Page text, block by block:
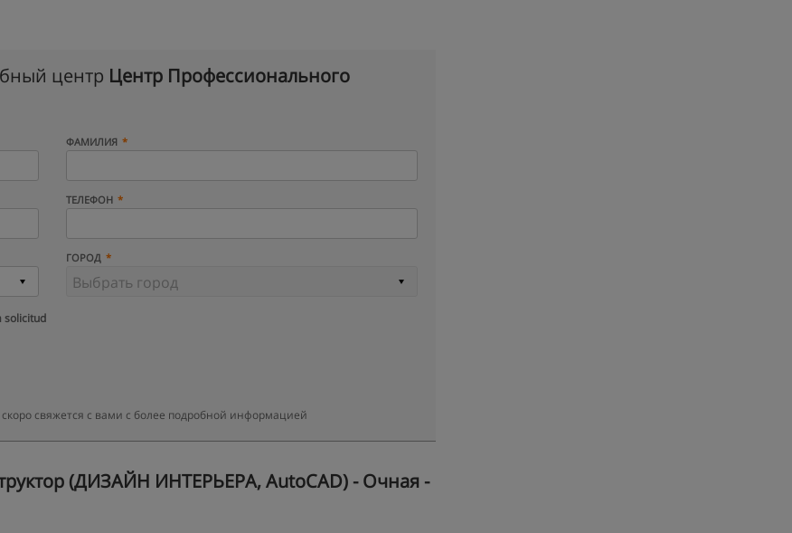
центр Центр Профессионального
ФАМИЛИЯ
ТЕЛЕФОН
ГОРОД
solicitud
свяжется с вами с более подробной информацией
(ДИЗАЙН ИНТЕРЬЕРА, AutoCAD) - Очная -